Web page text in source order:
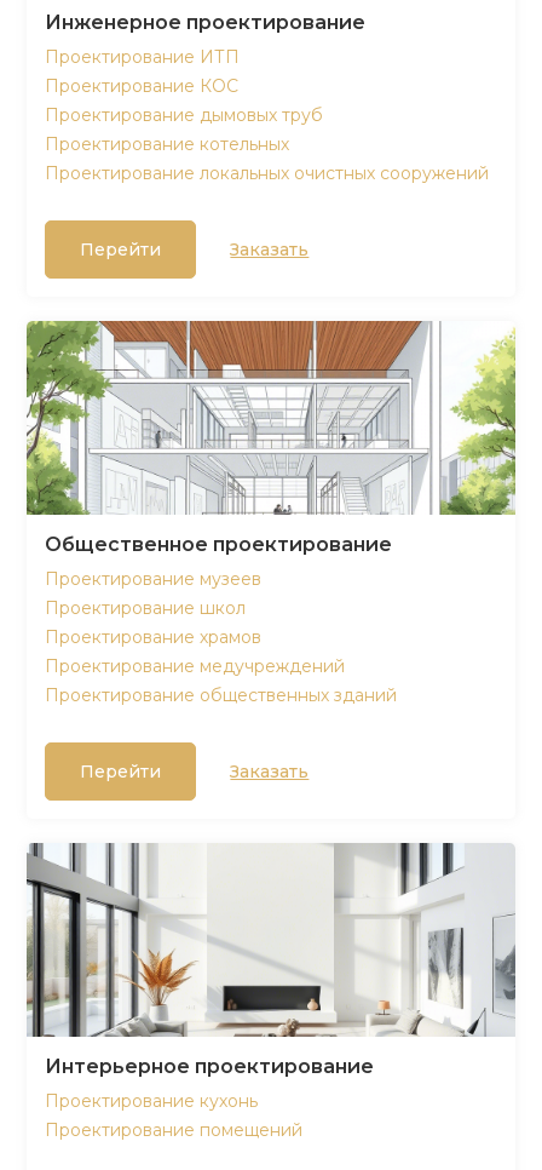
Инженерное проектирование
Проектирование ИТП
Проектирование КОС
Проектирование дымовых труб
Проектирование котельных
Проектирование локальных очистных сооружений
Перейти Заказать
Общественное проектирование
Проектирование музеев
Проектирование школ
Проектирование храмов
Проектирование медучреждений
Проектирование общественных зданий
Перейти Заказать
Интерьерное проектирование
Проектирование кухонь
Проектирование помещений